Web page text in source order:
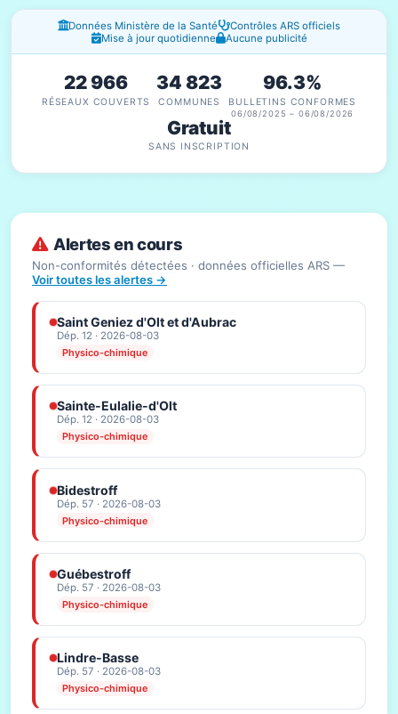
Fenêtres d'information
Données Ministère de la Santé
Contrôles ARS officiels
Mise à jour quotidienne
Aucune publicité
22 966
RÉSEAUX COUVERTS
34 823
COMMUNES
96.3%
BULLETINS CONFORMES
06/08/2025 – 06/08/2026
Gratuit
SANS INSCRIPTION
Alertes en cours
Non-conformités détectées · données officielles ARS —
Voir toutes les alertes →
Saint Geniez d'Olt et d'Aubrac
Dép. 12 · 2026-08-03
Physico-chimique
Sainte-Eulalie-d'Olt
Dép. 12 · 2026-08-03
Physico-chimique
Bidestroff
Dép. 57 · 2026-08-03
Physico-chimique
Guébestroff
Dép. 57 · 2026-08-03
Physico-chimique
Lindre-Basse
Dép. 57 · 2026-08-03
Physico-chimique